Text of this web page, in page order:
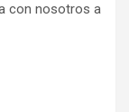
con nosotros a